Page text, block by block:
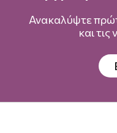
Ανακαλύψτε
και τις